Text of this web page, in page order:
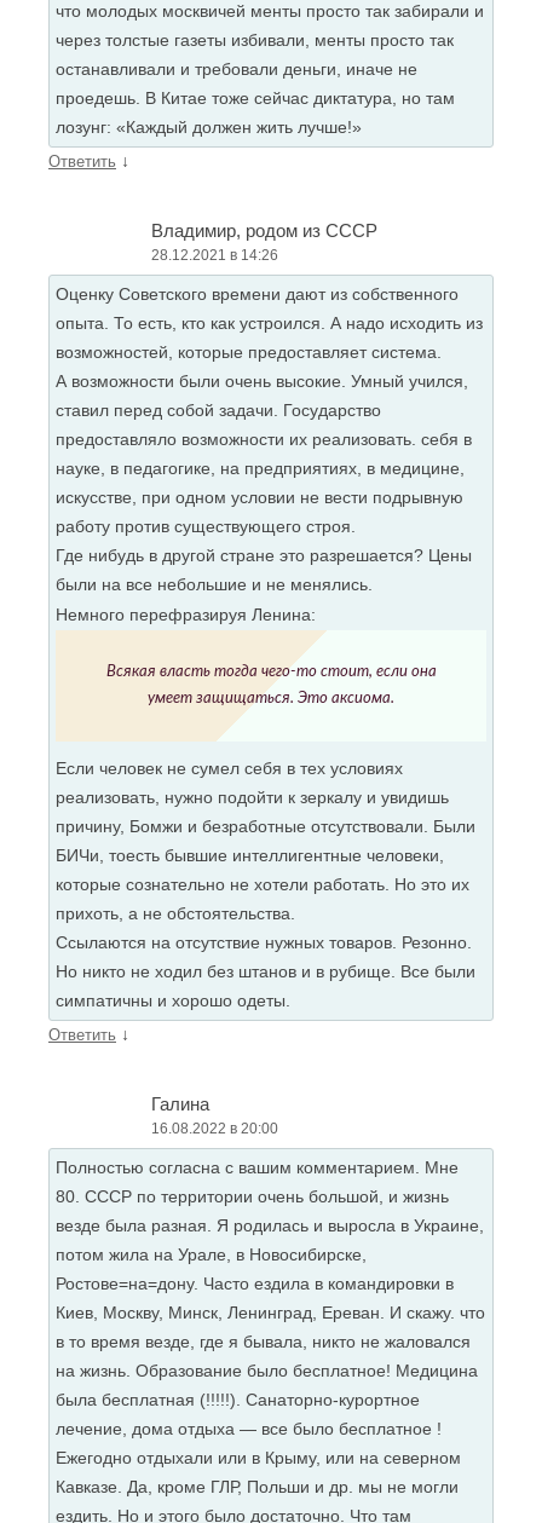
что молодых москвичей менты просто так забирали и
через толстые газеты избивали, менты просто так
останавливали и требовали деньги, иначе не
проедешь. В Китае тоже сейчас диктатура, но там
лозунг: «Каждый должен жить лучше!»
Ответить ↓
Владимир, родом из СССР
28.12.2021 в 14:26
Оценку Советского времени дают из собственного
опыта. То есть, кто как устроился. А надо исходить из
возможностей, которые предоставляет система.
А возможности были очень высокие. Умный учился,
ставил перед собой задачи. Государство
предоставляло возможности их реализовать. себя в
науке, в педагогике, на предприятиях, в медицине,
искусстве, при одном условии не вести подрывную
работу против существующего строя.
Где нибудь в другой стране это разрешается? Цены
были на все небольшие и не менялись.
Немного перефразируя Ленина:
Всякая власть тогда чего-то стоит, если она
умеет защищаться. Это аксиома.
Если человек не сумел себя в тех условиях
реализовать, нужно подойти к зеркалу и увидишь
причину, Бомжи и безработные отсутствовали. Были
БИЧи, тоесть бывшие интеллигентные человеки,
которые сознательно не хотели работать. Но это их
прихоть, а не обстоятельства.
Ссылаются на отсутствие нужных товаров. Резонно.
Но никто не ходил без штанов и в рубище. Все были
симпатичны и хорошо одеты.
Ответить ↓
Галина
16.08.2022 в 20:00
Полностью согласна с вашим комментарием. Мне
80. СССР по территории очень большой, и жизнь
везде была разная. Я родилась и выросла в Украине,
потом жила на Урале, в Новосибирске,
Ростове=на=дону. Часто ездила в командировки в
Киев, Москву, Минск, Ленинград, Ереван. И скажу. что
в то время везде, где я бывала, никто не жаловался
на жизнь. Образование было бесплатное! Медицина
была бесплатная (!!!!!). Санаторно-курортное
лечение, дома отдыха — все было бесплатное !
Ежегодно отдыхали или в Крыму, или на северном
Кавказе. Да, кроме ГЛР, Польши и др. мы не могли
ездить. Но и этого было достаточно. Что там